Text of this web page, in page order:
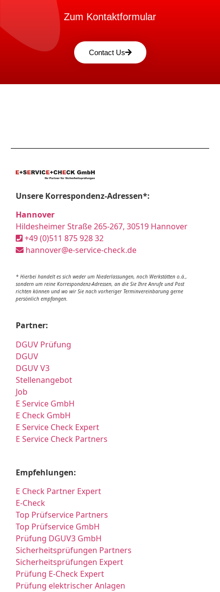
Zum Kontaktformular
Contact Us
Unsere Korrespondenz-Adressen*:
Hannover
Hildesheimer Straße 265-267, 30519 Hannover
+49 (0)511 875 928 32
hannover@e-service-check.de
* Hierbei handelt es sich weder um Niederlassungen, noch Werkstätten o.ä.,
sondern um reine Korrespondenz-Adressen, an die Sie Ihre Anrufe und Post
richten können und wo wir Sie nach vorheriger Terminvereinbarung gerne
persönlich empfangen.
Partner:
DGUV Prüfung
DGUV
DGUV V3
Stellenangebot
Job
E Service GmbH
E Check GmbH
E Service Check Expert
E Service Check Partners
Empfehlungen:
E Check Partner Expert
E-Check
Top Prüfservice Partners
Top Prüfservice GmbH
Prüfung DGUV3 GmbH
Sicherheitsprüfungen Partners
Sicherheitsprüfungen Expert
Prüfung E-Check Expert
Prüfung elektrischer Anlagen